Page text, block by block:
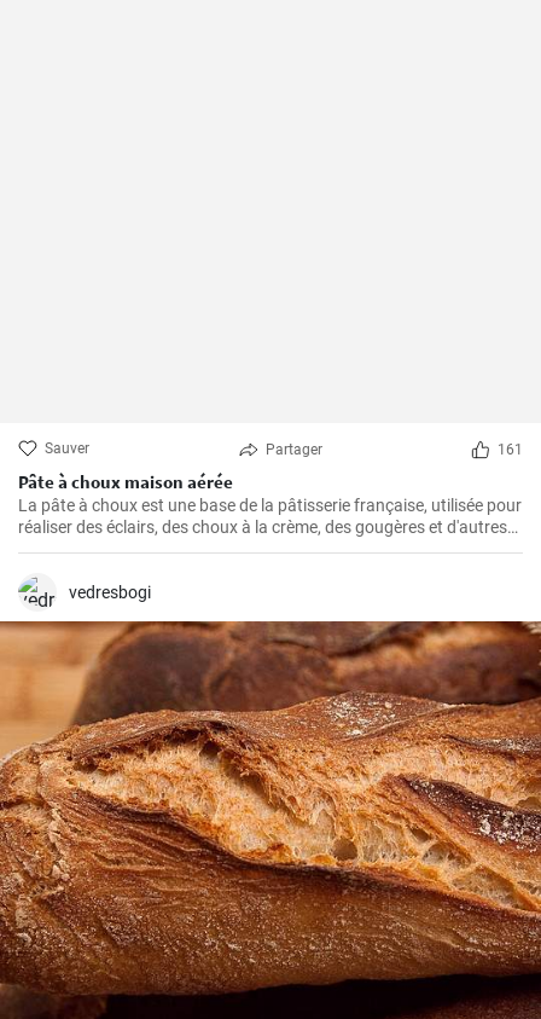
Sauver Partager 161
Pâte à choux maison aérée
La pâte à choux est une base de la pâtisserie française, utilisée pour
réaliser des éclairs, des choux à la crème, des gougères et d'autres
délicieuses pâtisseries.
vedresbogi